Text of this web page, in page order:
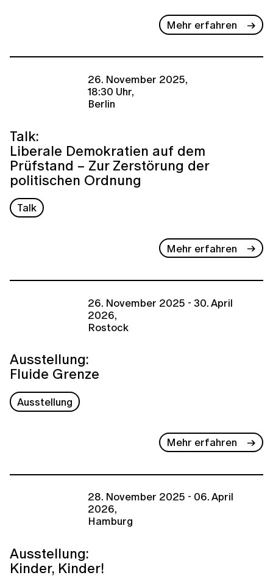
Mehr erfahren
26. November 2025,
18:30 Uhr,
Berlin
Talk:
Liberale Demokratien auf dem
Prüfstand − Zur Zerstörung der
politischen Ordnung
Talk
Mehr erfahren
26. November 2025 - 30. April
2026,
Rostock
Ausstellung:
Fluide Grenze
Ausstellung
Mehr erfahren
28. November 2025 - 06. April
2026,
Hamburg
Ausstellung:
Kinder, Kinder!